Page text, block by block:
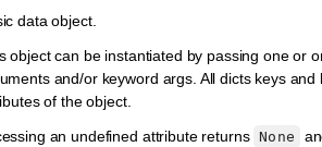
data object.
object can be instantiated by passing one or
and/or keyword args. All dicts keys and
of the object.
an undefined attribute returns None